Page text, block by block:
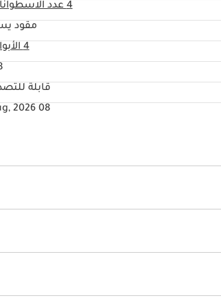
4عدد
مقود
4 الأبواب
قابلة
08 Aug, 2026